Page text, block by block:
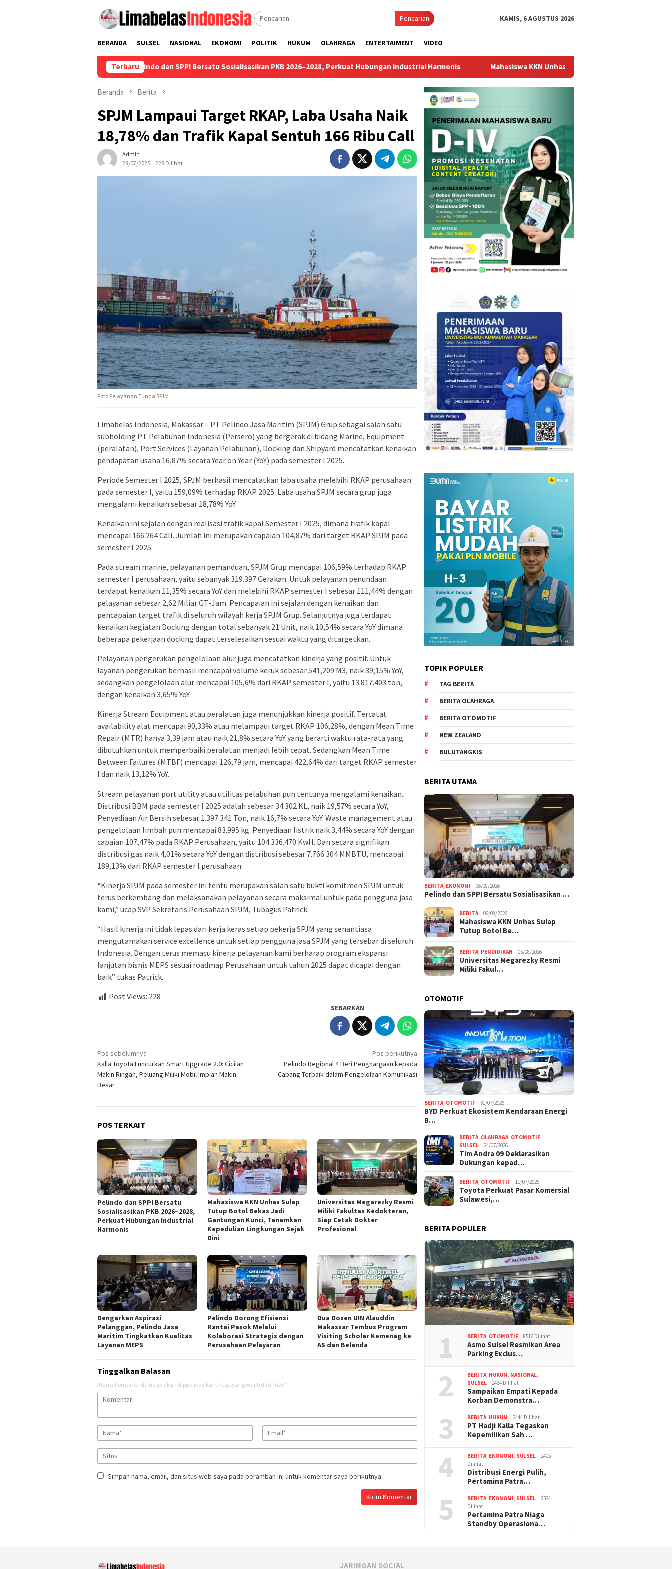
Pencarian KAMIS, 6 AGUSTUS 2026
BERANDA SULSEL NASIONAL EKONOMI POLITIK HUKUM OLAHRAGA ENTERTAIMENT VIDEO
Terbaru
Pelindo dan SPPI Bersatu Sosialisasikan PKB 2026–2028, Perkuat Hubungan Industrial Harmonis Mahasiswa KKN Unhas Sulap Tutup Botol Bekas Jadi Gantungan
Beranda Berita
SPJM Lampaui Target RKAP, Laba Usaha Naik
18,78% dan Trafik Kapal Sentuh 166 Ribu Call
Admin
28/07/2025
228 Dilihat
Foto Pelayanan Tunda SPJM
Limabelas Indonesia, Makassar – PT Pelindo Jasa Maritim (SPJM) Grup sebagai salah satu
subholding PT Pelabuhan Indonesia (Persero) yang bergerak di bidang Marine, Equipment
(peralatan), Port Services (Layanan Pelabuhan), Docking dan Shipyard mencatatkan kenaikan
pendapatan usaha 16,87% secara Year on Year (YoY) pada semester I 2025.
Periode Semester I 2025, SPJM berhasil mencatatkan laba usaha melebihi RKAP perusahaan
pada semester I, yaitu 159,09% terhadap RKAP 2025. Laba usaha SPJM secara grup juga
mengalami kenaikan sebesar 18,78% YoY.
Kenaikan ini sejalan dengan realisasi trafik kapal Semester I 2025, dimana trafik kapal
mencapai 166.264 Call. Jumlah ini merupakan capaian 104,87% dari target RKAP SPJM pada
semester I 2025.
Pada stream marine, pelayanan pemanduan, SPJM Grup mencapai 106,59% terhadap RKAP
semester I perusahaan, yaitu sebanyak 319.397 Gerakan. Untuk pelayanan penundaan
terdapat kenaikan 11,35% secara YoY dan melebihi RKAP semester I sebesar 111,44% dengan
pelayanan sebesar 2,62 Miliar GT-Jam. Pencapaian ini sejalan dengan kenaikan dan
pencapaian target trafik di seluruh wilayah kerja SPJM Grup. Selanjutnya juga terdapat
kenaikan kegiatan Docking dengan total sebanyak 21 Unit, naik 10,54% secara YoY dimana
beberapa pekerjaan docking dapat terselesaikan sesuai waktu yang ditargetkan.
Pelayanan pengerukan pengelolaan alur juga mencatatkan kinerja yang positif. Untuk
layanan pengerukan berhasil mencapai volume keruk sebesar 541,209 M3, naik 39,15% YoY,
sedangkan pengelolaan alur mencapai 105,6% dari RKAP semester I, yaitu 13.817.403 ton,
dengan kenaikan 3,65% YoY.
Kinerja Stream Equipment atau peralatan juga menunjukkan kinerja positif. Tercatat
availability alat mencapai 90,33% atau melampaui target RKAP 106,28%, dengan Mean Time
Repair (MTR) hanya 3,39 jam atau naik 21,8% secara YoY yang berarti waktu rata-rata yang
dibutuhkan untuk memperbaiki peralatan menjadi lebih cepat. Sedangkan Mean Time
Between Failures (MTBF) mencapai 126,79 jam, mencapai 422,64% dari target RKAP semester
I dan naik 13,12% YoY.
Stream pelayanan port utility atau utilitas pelabuhan pun tentunya mengalami kenaikan.
Distribusi BBM pada semester I 2025 adalah sebesar 34.302 KL, naik 19,57% secara YoY,
Penyediaan Air Bersih sebesar 1.397.341 Ton, naik 16,7% secara YoY. Waste management atau
pengelolaan limbah pun mencapai 83.995 kg. Penyediaan listrik naik 3,44% secara YoY dengan
capaian 107,47% pada RKAP Perusahaan, yaitu 104.336.470 KwH. Dan secara signifikan
distribusi gas naik 4,01% secara YoY dengan distribusi sebesar 7.766.304 MMBTU, mencapai
189,13% dari RKAP semester I perusahaan.
“Kinerja SPJM pada semester ini tentu merupakan salah satu bukti komitmen SPJM untuk
terus berkembang dan melaksanakan pelayanan secara maksimal untuk pada pengguna jasa
kami,” ucap SVP Sekretaris Perusahaan SPJM, Tubagus Patrick.
“Hasil kinerja ini tidak lepas dari kerja keras setiap pekerja SPJM yang senantiasa
mengutamakan service excellence untuk setiap pengguna jasa SPJM yang tersebar di seluruh
Indonesia. Dengan terus memacu kinerja pelayanan kami berharap program ekspansi
lanjutan bisnis MEPS sesuai roadmap Perusahaan untuk tahun 2025 dapat dicapai dengan
baik” tukas Patrick.
Post Views: 228
SEBARKAN
Navigasi
pos
Pos sebelumnya
Kalla Toyota Luncurkan Smart Upgrade 2.0: Cicilan
Makin Ringan, Peluang Miliki Mobil Impian Makin
Besar
Pos berikutnya
Pelindo Regional 4 Beri Penghargaan kepada
Cabang Terbaik dalam Pengelolaan Komunikasi
POS TERKAIT
Pelindo dan SPPI Bersatu
Sosialisasikan PKB 2026–2028,
Perkuat Hubungan Industrial
Harmonis
Mahasiswa KKN Unhas Sulap
Tutup Botol Bekas Jadi
Gantungan Kunci, Tanamkan
Kepedulian Lingkungan Sejak
Dini
Universitas Megarezky Resmi
Miliki Fakultas Kedokteran,
Siap Cetak Dokter
Profesional
Dengarkan Aspirasi
Pelanggan, Pelindo Jasa
Maritim Tingkatkan Kualitas
Layanan MEPS
Pelindo Dorong Efisiensi
Rantai Pasok Melalui
Kolaborasi Strategis dengan
Perusahaan Pelayaran
Dua Dosen UIN Alauddin
Makassar Tembus Program
Visiting Scholar Kemenag ke
AS dan Belanda
Tinggalkan Balasan
Alamat email Anda tidak akan dipublikasikan. Ruas yang wajib ditandai *
Simpan nama, email, dan situs web saya pada peramban ini untuk komentar saya berikutnya.
TOPIK POPULER
TAG BERITA
BERITA OLAHRAGA
BERITA OTOMOTIF
NEW ZEALAND
BULUTANGKIS
BERITA UTAMA
BERITA, EKONOMI 06/08/2026
Pelindo dan SPPI Bersatu Sosialisasikan …
BERITA 06/08/2026
Mahasiswa KKN Unhas Sulap
Tutup Botol Be…
BERITA, PENDIDIKAN 05/08/2026
Universitas Megarezky Resmi
Miliki Fakul…
OTOMOTIF
BERITA, OTOMOTIF 31/07/2026
BYD Perkuat Ekosistem Kendaraan Energi
B…
BERITA, OLAHRAGA, OTOMOTIF,
SULSEL
24/07/2026
Tim Andra 09 Deklarasikan
Dukungan kepad…
BERITA, OTOMOTIF 11/07/2026
Toyota Perkuat Pasar Komersial
Sulawesi,…
BERITA POPULER
1 BERITA, OTOMOTIF 8516 Dilihat
Asmo Sulsel Resmikan Area
Parking Exclus…
2 BERITA, HUKUM, NASIONAL,
SULSEL
2464 Dilihat
Sampaikan Empati Kepada
Korban Demonstra…
3 BERITA, HUKUM 2444 Dilihat
PT Hadji Kalla Tegaskan
Kepemilikan Sah …
4 BERITA, EKONOMI, SULSEL
2405
Dilihat
Distribusi Energi Pulih,
Pertamina Patra…
5 BERITA, EKONOMI, SULSEL
2324
Dilihat
Pertamina Patra Niaga
Standby Operasiona…
JARINGAN SOCIAL